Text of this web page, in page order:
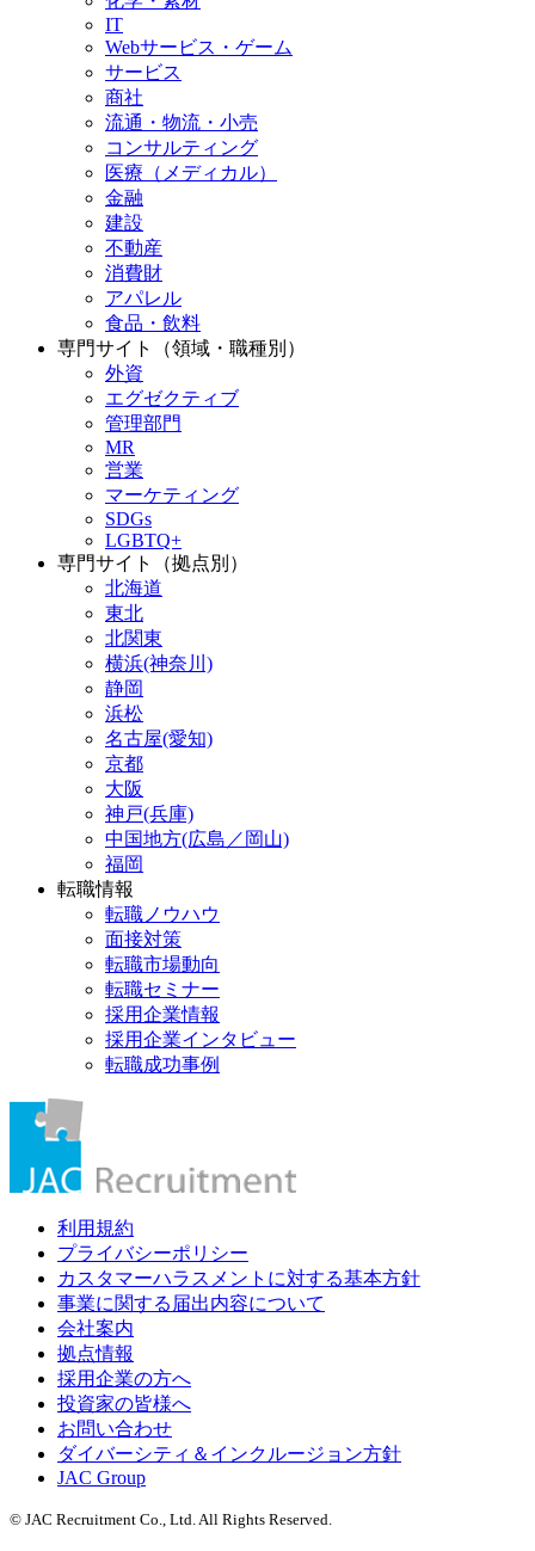
IT
Webサービス・ゲーム
サービス
商社
流通・物流・小売
コンサルティング
医療（メディカル）
金融
建設
不動産
消費財
アパレル
食品・飲料
専門サイト（領域・職種別）
外資
エグゼクティブ
管理部門
MR
営業
マーケティング
SDGs
LGBTQ+
専門サイト（拠点別）
北海道
東北
北関東
横浜(神奈川)
静岡
浜松
名古屋(愛知)
京都
大阪
神戸(兵庫)
中国地方(広島／岡山)
福岡
転職情報
転職ノウハウ
面接対策
転職市場動向
転職セミナー
採用企業情報
採用企業インタビュー
転職成功事例
利用規約
プライバシーポリシー
カスタマーハラスメントに対する基本方針
事業に関する届出内容について
会社案内
拠点情報
採用企業の方へ
投資家の皆様へ
お問い合わせ
ダイバーシティ＆インクルージョン方針
JAC Group
© JAC Recruitment Co., Ltd. All Rights Reserved.